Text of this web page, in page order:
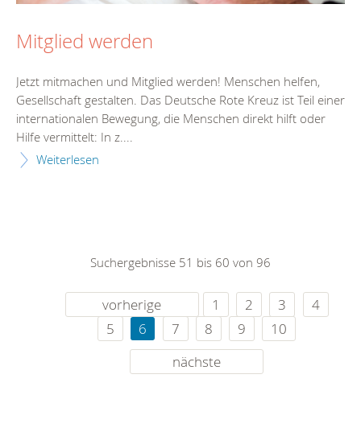
Mitglied werden
Jetzt mitmachen und Mitglied werden! Menschen helfen,
Gesellschaft gestalten. Das Deutsche Rote Kreuz ist Teil einer
internationalen Bewegung, die Menschen direkt hilft oder
Hilfe vermittelt: In z....
Weiterlesen
Suchergebnisse 51 bis 60 von 96
vorherige 1 2 3
4
5
6 7 8 9
10
nächste